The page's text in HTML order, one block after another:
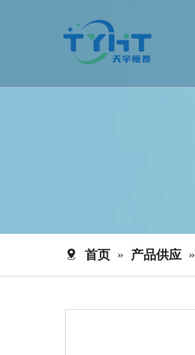
首页 » 产品供应 »